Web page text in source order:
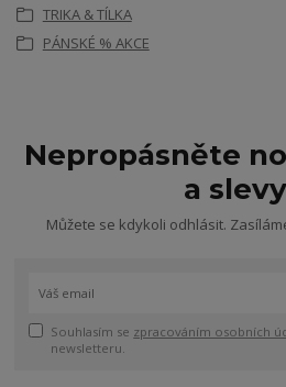
TRIKA & TÍLKA
PÁNSKÉ % AKCE
Nepropásněte
a
Můžete se kdykoli odhlásit.
Souhlasím se zpracováním osobních
newsletteru.